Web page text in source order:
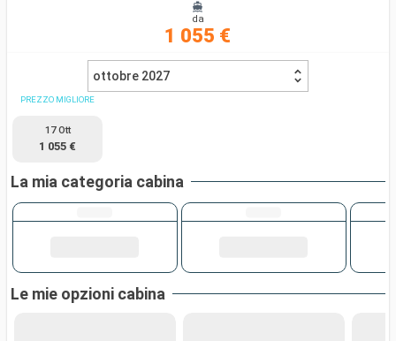
da
1 055 €
ottobre 2027
PREZZO MIGLIORE
17 Ott
1 055 €
La mia categoria cabina
Le mie opzioni cabina
Ricerca